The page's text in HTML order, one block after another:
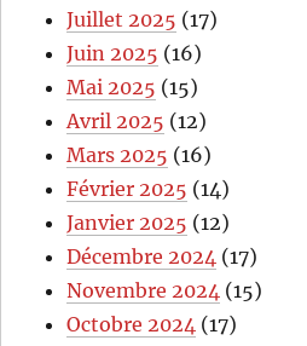
Juillet 2025 (17)
Juin 2025 (16)
Mai 2025 (15)
Avril 2025 (12)
Mars 2025 (16)
Février 2025 (14)
Janvier 2025 (12)
Décembre 2024 (17)
Novembre 2024 (15)
Octobre 2024 (17)